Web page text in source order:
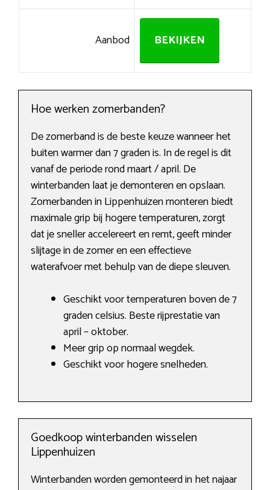
Aanbod BEKIJKEN
Hoe werken zomerbanden?
De zomerband is de beste keuze wanneer het
buiten warmer dan 7 graden is. In de regel is dit
vanaf de periode rond maart / april. De
winterbanden laat je demonteren en opslaan.
Zomerbanden in Lippenhuizen monteren biedt
maximale grip bij hogere temperaturen, zorgt
dat je sneller accelereert en remt, geeft minder
slijtage in de zomer en een effectieve
waterafvoer met behulp van de diepe sleuven.
Geschikt voor temperaturen boven de 7
graden celsius. Beste rijprestatie van
april – oktober.
Meer grip op normaal wegdek.
Geschikt voor hogere snelheden.
Goedkoop winterbanden wisselen
Lippenhuizen
Winterbanden worden gemonteerd in het najaar